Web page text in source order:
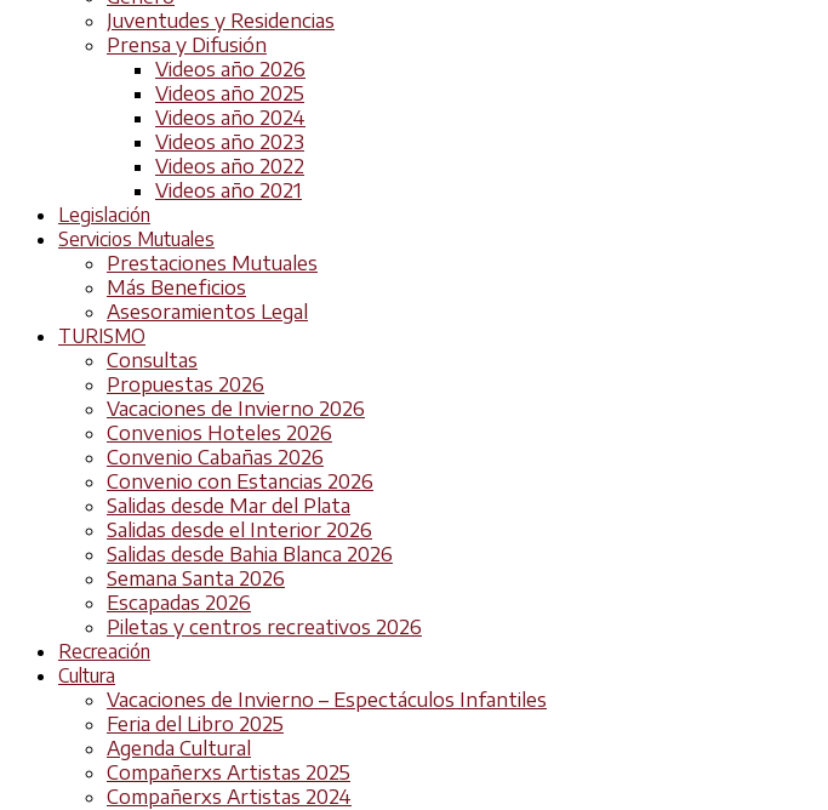
Juventudes y Residencias
Prensa y Difusión
Videos año 2026
Videos año 2025
Videos año 2024
Videos año 2023
Videos año 2022
Videos año 2021
Legislación
Servicios Mutuales
Prestaciones Mutuales
Más Beneficios
Asesoramientos Legal
TURISMO
Consultas
Propuestas 2026
Vacaciones de Invierno 2026
Convenios Hoteles 2026
Convenio Cabañas 2026
Convenio con Estancias 2026
Salidas desde Mar del Plata
Salidas desde el Interior 2026
Salidas desde Bahia Blanca 2026
Semana Santa 2026
Escapadas 2026
Piletas y centros recreativos 2026
Recreación
Cultura
Vacaciones de Invierno – Espectáculos Infantiles
Feria del Libro 2025
Agenda Cultural
Compañerxs Artistas 2025
Compañerxs Artistas 2024